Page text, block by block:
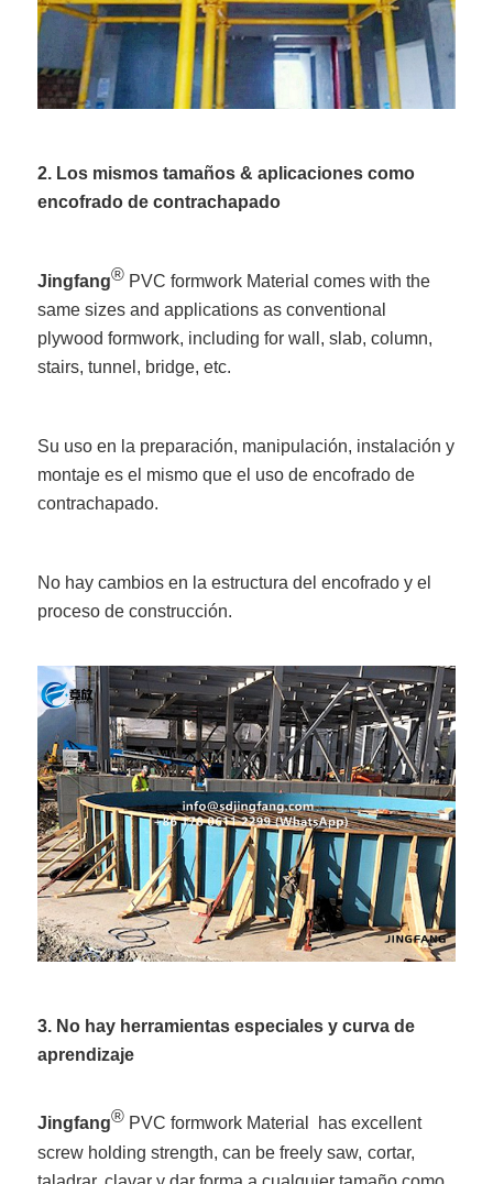
2. Los mismos tamaños & aplicaciones como
encofrado de contrachapado
Jingfang® PVC formwork Material comes with the
same sizes and applications as conventional
plywood formwork, including for wall, slab, column,
stairs, tunnel, bridge, etc.
Su uso en la preparación, manipulación, instalación y
montaje es el mismo que el uso de encofrado de
contrachapado.
No hay cambios en la estructura del encofrado y el
proceso de construcción.
3. No hay herramientas especiales y curva de
aprendizaje
Jingfang® PVC formwork Material has excellent
screw holding strength, can be freely saw, cortar,